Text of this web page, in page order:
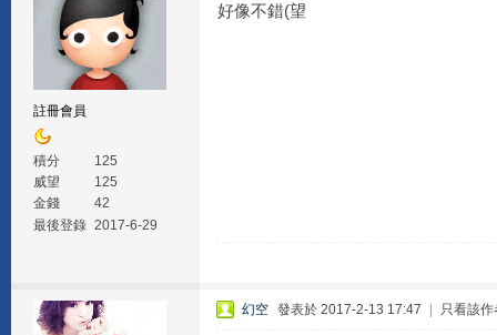
註冊會員
積分
125
威望
125
金錢
42
最後登錄 2017-6-29
好像不錯(望
幻空 發表於 2017-2-13 17:47 只看該作